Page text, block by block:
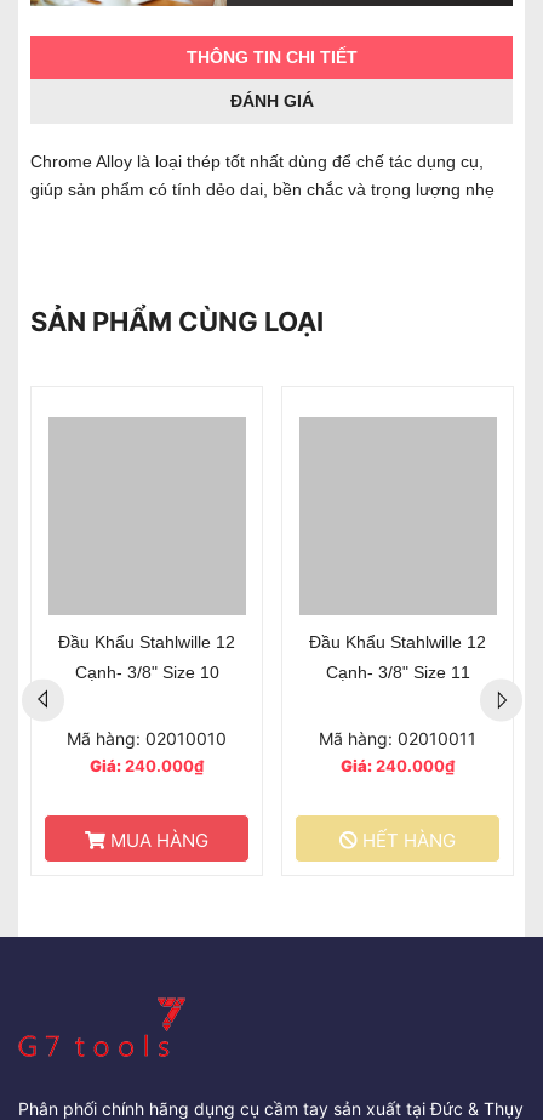
THÔNG TIN CHI TIẾT
ĐÁNH GIÁ
Chrome Alloy là loại thép tốt nhất dùng để chế tác dụng cụ,
giúp sản phẩm có tính dẻo dai, bền chắc và trọng lượng nhẹ
SẢN PHẨM CÙNG LOẠI
Đầu Khẩu Stahlwille 12
Cạnh- 3/8" Size 10
Mã hàng: 02010010
Giá:240.000₫
MUA HÀNG
Đầu Khẩu Stahlwille 12
Cạnh- 3/8" Size 11
Mã hàng: 02010011
Giá:240.000₫
HẾT HÀNG
Phân phối chính hãng dụng cụ cầm tay sản xuất tại Đức & Thụy